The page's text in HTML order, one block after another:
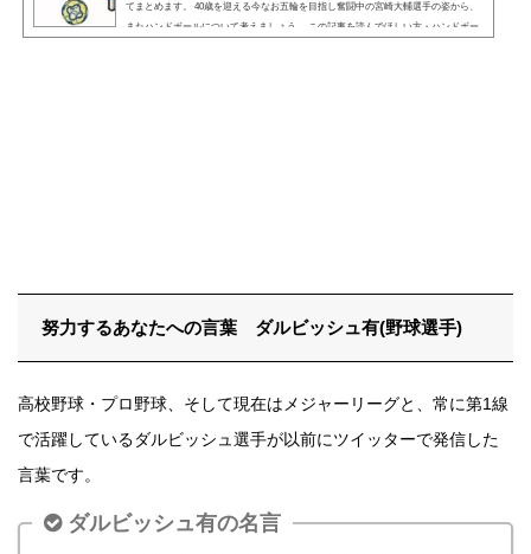
てまとめます。 40歳を迎える今なお五輪を目指し奮闘中の宮崎大輔選手の姿から、
またハンドボールについて考えましょう。 この記事を読んでほしい方・ハンドボー
努力するあなたへの言葉 ダルビッシュ有(野球選手)
高校野球・プロ野球、そして現在はメジャーリーグと、常に第1線
で活躍しているダルビッシュ選手が以前にツイッターで発信した
言葉です。
ダルビッシュ有の名言